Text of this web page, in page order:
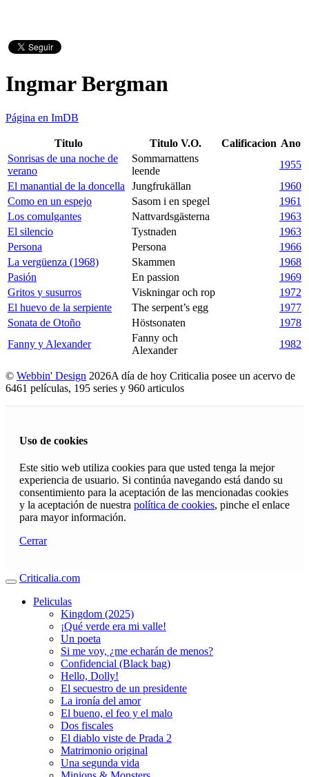
Ingmar Bergman
Página en ImDB
Titulo Titulo V.O. Calificacion Ano
Sonrisas de una noche de
verano
Sommarnattens
leende
1955
El manantial de la doncella
Jungfrukällan
1960
Como en un espejo
Sasom i en spegel
1961
Los comulgantes
Nattvardsgästerna
1963
El silencio
Tystnaden
1963
Persona
Persona
1966
La vergüenza (1968)
Skammen
1968
Pasión
En passion
1969
Gritos y susurros
Viskningar och rop
1972
El huevo de la serpiente
The serpent’s egg
1977
Sonata de Otoño
Höstsonaten
1978
Fanny y Alexander
Fanny och
Alexander
1982
© Webbin' Design 2026A día de hoy Criticalia posee un acervo de
6461 películas, 195 series y 960 articulos
Uso de cookies
Este sitio web utiliza cookies para que usted tenga la mejor
experiencia de usuario. Si continúa navegando está dando su
consentimiento para la aceptación de las mencionadas cookies
y la aceptación de nuestra política de cookies, pinche el enlace
para mayor información.
Cerrar
Criticalia.com
Peliculas
Kingdom (2025)
¡Qué verde era mi valle!
Un poeta
Si me voy, ¿me echarán de menos?
Confidencial (Black bag)
Hello, Dolly!
El secuestro de un presidente
La ironía del amor
El bueno, el feo y el malo
Dos fiscales
El diablo viste de Prada 2
Matrimonio original
Una segunda vida